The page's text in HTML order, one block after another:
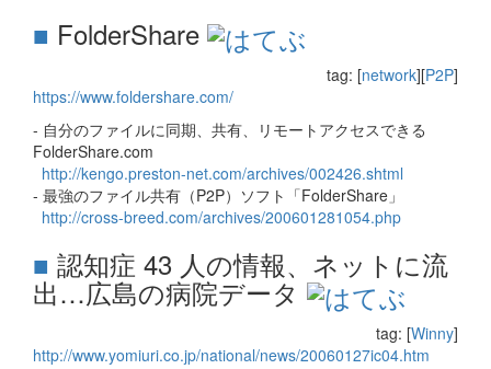
■ FolderShare
tag: [network][P2P]
https://www.foldershare.com/
- 自分のファイルに同期、共有、リモートアクセスできる
FolderShare.com
http://kengo.preston-net.com/archives/002426.shtml
- 最強のファイル共有（P2P）ソフト「FolderShare」
http://cross-breed.com/archives/200601281054.php
■ 認知症 43 人の情報、ネットに流
出…広島の病院データ
tag: [Winny]
http://www.yomiuri.co.jp/national/news/20060127ic04.htm